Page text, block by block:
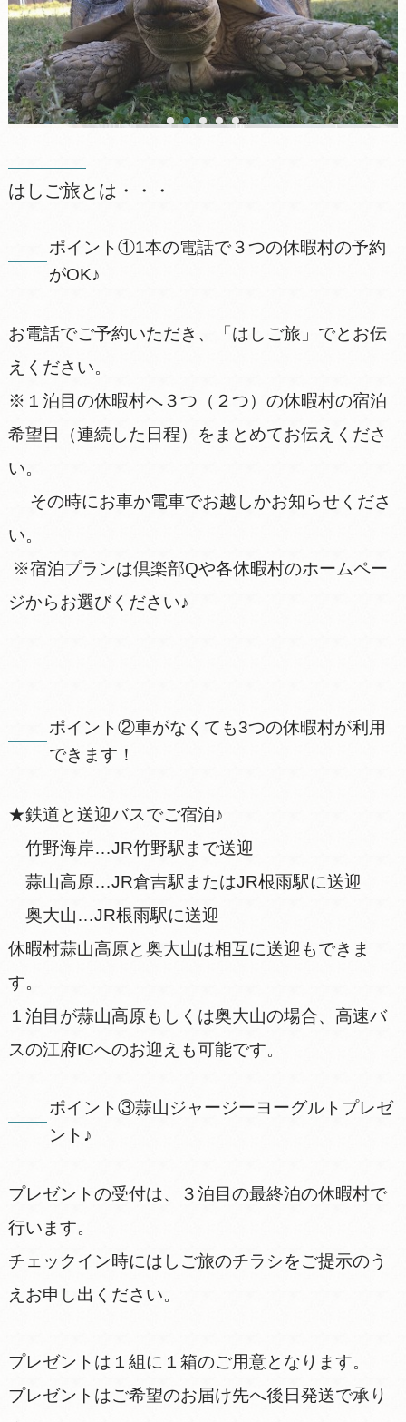
はしご旅とは・・・
ポイント①1本の電話で３つの休暇村の予約
がOK♪
お電話でご予約いただき、「はしご旅」でとお伝
えください。
※１泊目の休暇村へ３つ（２つ）の休暇村の宿泊
希望日（連続した日程）をまとめてお伝えくださ
い。
その時にお車か電車でお越しかお知らせくださ
い。
※宿泊プランは倶楽部Qや各休暇村のホームペー
ジからお選びください♪
ポイント②車がなくても3つの休暇村が利用
できます！
★鉄道と送迎バスでご宿泊♪
竹野海岸…JR竹野駅まで送迎
蒜山高原…JR倉吉駅またはJR根雨駅に送迎
奥大山…JR根雨駅に送迎
休暇村蒜山高原と奥大山は相互に送迎もできま
す。
１泊目が蒜山高原もしくは奥大山の場合、高速バ
スの江府ICへのお迎えも可能です。
ポイント③蒜山ジャージーヨーグルトプレゼ
ント♪
プレゼントの受付は、３泊目の最終泊の休暇村で
行います。
チェックイン時にはしご旅のチラシをご提示のう
えお申し出ください。
プレゼントは１組に１箱のご用意となります。
プレゼントはご希望のお届け先へ後日発送で承り